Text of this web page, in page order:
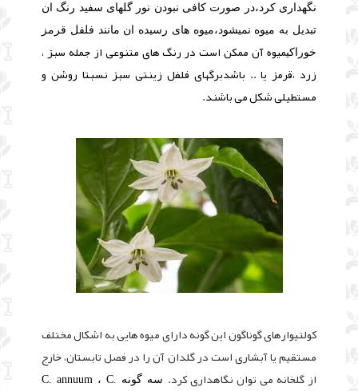
نگهداری کرد،در صورت کافی نبودن نور گلهای سفید رنگ ان
تبدیل به میوه نمیشود،میوه های رسیده ان مانند فلفل قرمز
خوراکیمیوه آن ممکن است در رنگ های متنوعی از جمله سبز ،
زرد ،قرمز یا .. باشدبرگهای فلفل زینتی سبز نسبتا روشن و
مستطیلی شکل می باشند.
کولتیوارهای گوناگون این گونه دارای میوه هایی به اشکال مختلف
مستقیم یا آبشاری است در گلدان آن را در فصل تابستان، خارج
از گلخانه می توان نگاهداری کرد.
سه گونه C. annuum ، C.